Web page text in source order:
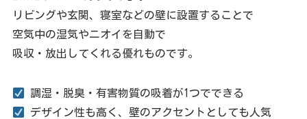
リビングや玄関、寝室などの壁に設置することで
空気中の湿気やニオイを自動で
吸収・放出してくれる優れものです。
調湿・脱臭・有害物質の吸着が1つでできる
デザイン性も高く、壁のアクセントとしても人気